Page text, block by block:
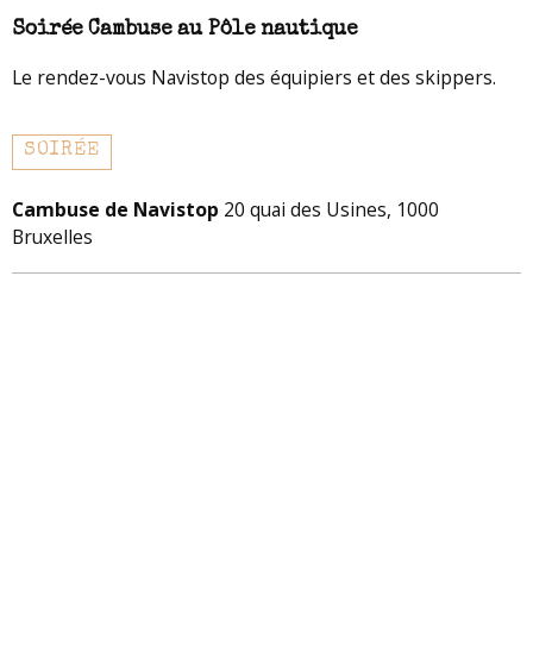
Soirée Cambuse au Pôle nautique
Le rendez-vous Navistop des équipiers et des skippers.
SOIRÉE
Cambuse de Navistop 20 quai des Usines, 1000
Bruxelles